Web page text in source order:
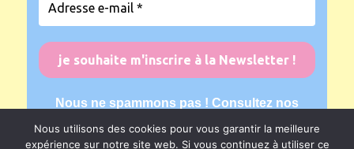
Nous ne spammons pas ! Consultez nos
Nous utilisons des cookies pour vous garantir la meilleure
expérience sur notre site web. Si vous continuez à utiliser ce